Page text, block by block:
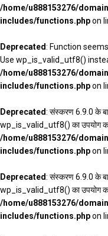
/home/u888153276/
includes/functions.phpon
Deprecated: Function
Use wp_is_valid_utf8()
/home/u888153276/
includes/functions.phpon
Deprecated: संस्करण 6.9.0 के
wp_is_valid_utf8() का उपयोग
/home/u888153276/
includes/functions.phpon
Deprecated: संस्करण 6.9.0 के
wp_is_valid_utf8() का उपयोग
/home/u888153276/
includes/functions.phpon